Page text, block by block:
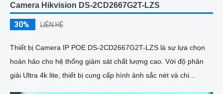
Camera Hikvision DS-2CD2667G2T-LZS
30% LIÊN HỆ
Thiết bị Camera IP POE DS-2CD2667G2T-LZS là sự lựa chọn
hoàn hảo cho hệ thống giám sát chất lượng cao. Với độ phân
giải Ultra 4k lite, thiết bị cung cấp hình ảnh sắc nét và chi...